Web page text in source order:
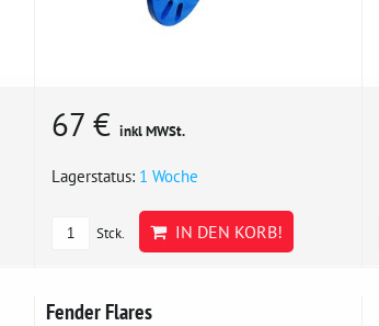
67 € inkl MWSt.
Lagerstatus: 1 Woche
Stck. IN DEN KORB!
Fender Flares